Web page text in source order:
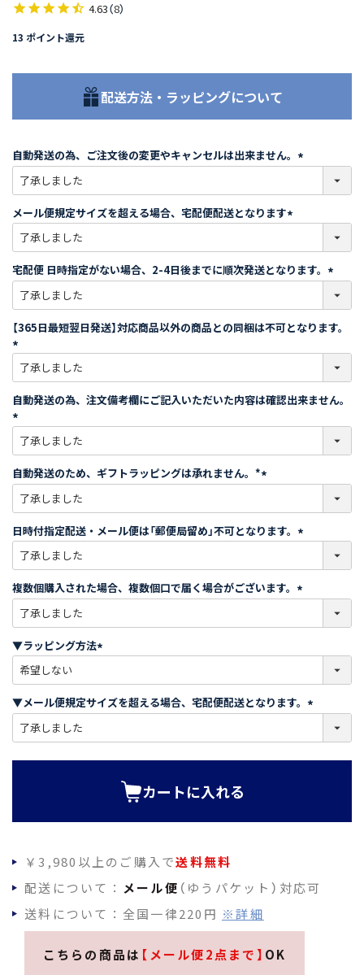
4.63（8）
13 ポイント還元
配送方法・ラッピングについて
自動発送の為、ご注文後の変更やキャンセルは出来ません。
必
)
メール便規定サイズを超える場合、宅配便配送となります
必
須
)
宅配便 日時指定がない場合、2-4日後までに順次発送となります。
必
須
)
【365日最短翌日発送】対応商品以外の商品との同梱は不可となります。
必
須
)
自動発送の為、注文備考欄にご記入いただいた内容は確認出来ません。
必
須
)
自動発送のため、ギフトラッピングは承れません。*
必
須
)
日時付指定配送・メール便は「郵便局留め」不可となります。
必
)
複数個購入された場合、複数個口で届く場合がございます。
必
)
▼ラッピング方法
必
須
)
▼メール便規定サイズを超える場合、宅配便配送となります。
必
カートに入れる
￥3,980以上のご購入で送料無料
配送について： メール便 （ゆうパケット）対応可
送料について：全国一律220円 ※詳細
こちらの商品は 【メール便2点まで】 OK